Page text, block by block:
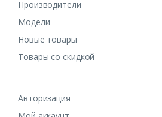
Производители
Модели
Новые товары
Товары со скидкой
Авторизация